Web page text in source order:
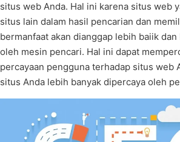
situs web Anda. Hal ini karena situs web
situs lain dalam hasil pencarian dan
bermanfaat akan dianggap lebih baiik
oleh mesin pencari. Hal ini dapat
percayaan pengguna terhadap situs web
situs Anda lebih banyak dipercaya oleh